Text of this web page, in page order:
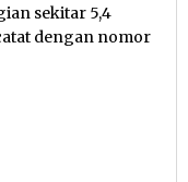
sekitar 5,4
dengan nomor